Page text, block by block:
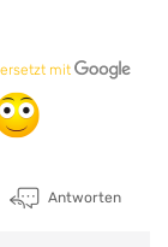
mit
Antworten